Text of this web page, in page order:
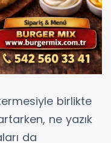
birlikte
ne yazık
da